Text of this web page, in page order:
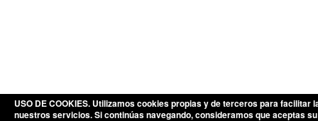
USO DE COOKIES. Utilizamos cookies propias y de terceros para facilitar
nuestros servicios. Si continúas navegando, consideramos que aceptas